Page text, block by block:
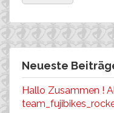
Neueste
Hallo Zusammen !